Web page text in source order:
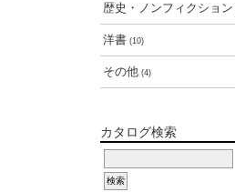
歴史・ノンフィクション
洋書 (10)
その他 (4)
カタログ検索